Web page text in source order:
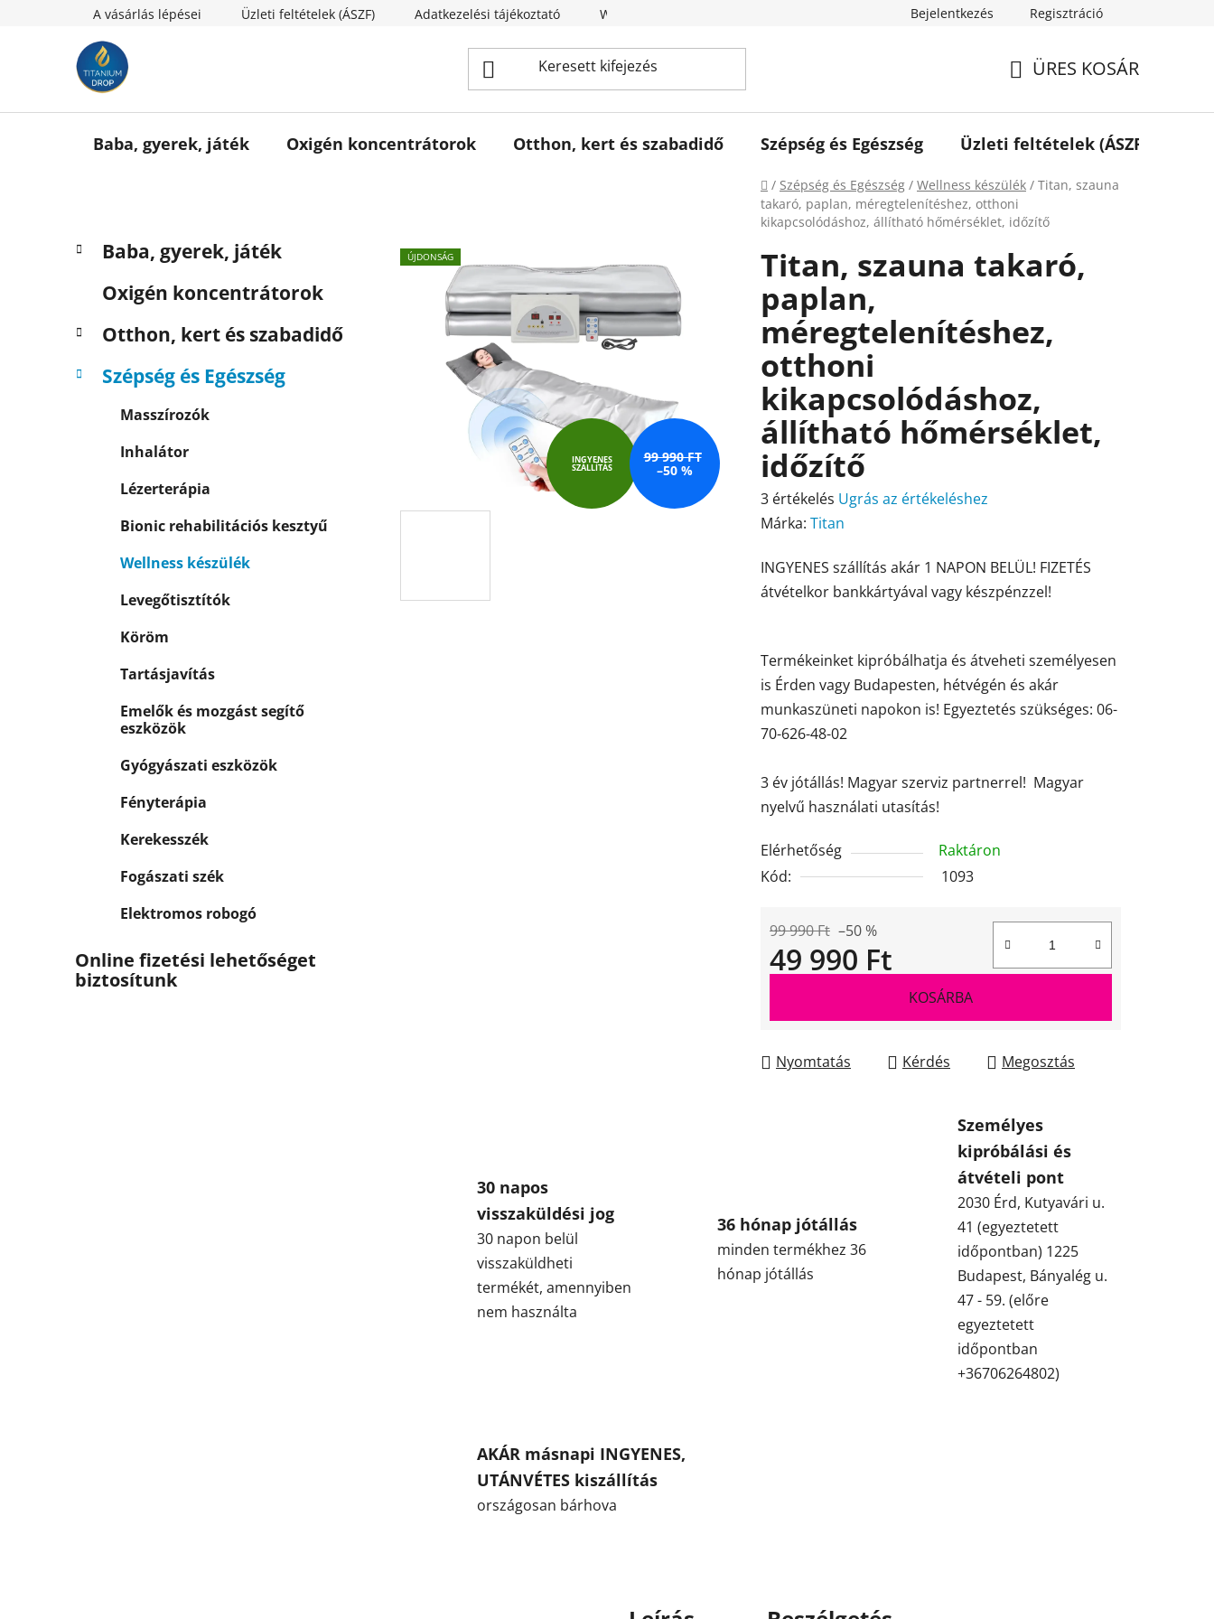
tartalomhoz
A vásárlás lépései Üzleti feltételek (ÁSZF) Adatkezelési tájékoztató Webáruház értékelése Bejelentkezés Regisztráció
ÜRES KOSÁR
Baba, gyerek, játék Oxigén koncentrátorok Otthon, kert és szabadidő Szépség és Egészség Üzleti feltételek (ÁSZF)
Kezdőlap
/ Szépség és Egészség / Wellness készülék / Titan, szauna
takaró, paplan, méregtelenítéshez, otthoni
kikapcsolódáshoz, állítható hőmérséklet, időzítő
O
l
ó
Kategóriák
átugrása
K
a
ó
i
Baba, gyerek, játék
Oxigén koncentrátorok
Otthon, kert és szabadidő
Szépség és Egészség
Masszírozók
Inhalátor
Lézerterápia
Bionic rehabilitációs kesztyű
Wellness készülék
Levegőtisztítók
Köröm
Tartásjavítás
Emelők és mozgást segítő
eszközök
Gyógyászati eszközök
Fényterápia
Kerekesszék
Fogászati szék
Elektromos robogó
Online fizetési lehetőséget
biztosítunk
Titan, szauna takaró,
paplan,
méregtelenítéshez,
otthoni
kikapcsolódáshoz,
állítható hőmérséklet,
időzítő
A
termék
értékelése
5-
csillag.
3 értékelés Ugrás az értékeléshez
Márka: Titan
INGYENES szállítás akár 1 NAPON BELÜL! FIZETÉS
átvételkor bankkártyával vagy készpénzzel!
Termékeinket kipróbálhatja és átveheti személyesen
is Érden vagy Budapesten, hétvégén és akár
munkaszüneti napokon is! Egyeztetés szükséges: 06-
70-626-48-02
3 év jótállás! Magyar szerviz partnerrel! Magyar
nyelvű használati utasítás!
Elérhetőség
Raktáron
Kód:
1093
99 990 Ft –50 %
49 990 Ft
KOSÁRBA
Nyomtatás Kérdés Megosztás
ÚJDONSÁG
INGYENES
SZÁLLÍTÁS
99 990 FT
–50 %
30 napos
visszaküldési jog
30 napon belül
visszaküldheti
termékét, amennyiben
nem használta
36 hónap jótállás
minden termékhez 36
hónap jótállás
Személyes
kipróbálási és
átvételi pont
2030 Érd, Kutyavári u.
41 (egyeztetett
időpontban) 1225
Budapest, Bányalég u.
47 - 59. (előre
egyeztetett
időpontban
+36706264802)
AKÁR másnapi INGYENES,
UTÁNVÉTES kiszállítás
országosan bárhova